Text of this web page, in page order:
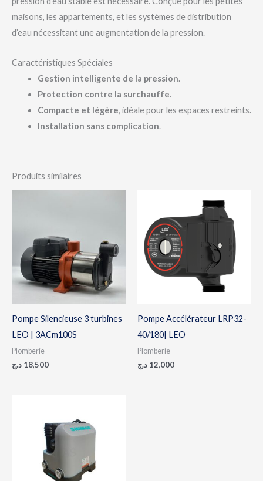
maisons, les appartements, et les systèmes de distribution
d’eau nécessitant une augmentation de la pression.
Caractéristiques Spéciales
Gestion intelligente de la pression.
Protection contre la surchauffe.
Compacte et légère, idéale pour les espaces restreints.
Installation sans complication.
Produits similaires
Pompe Silencieuse 3 turbines
LEO | 3ACm100S
Plomberie
18,500 د.ج
Pompe Accélérateur LRP32-
40/180| LEO
Plomberie
12,000 د.ج